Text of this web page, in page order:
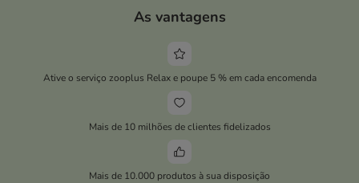
As vantagens
Ative o serviço zooplus Relax e poupe 5 % em cada encomenda
Mais de 10 milhões de clientes fidelizados
Mais de 10.000 produtos à sua disposição